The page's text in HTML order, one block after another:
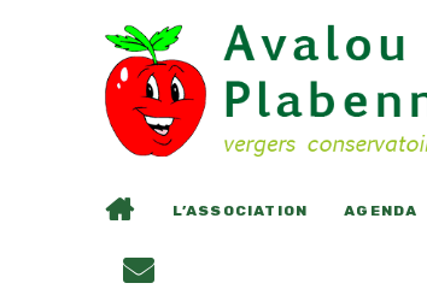
L’ASSOCIATION AGENDA